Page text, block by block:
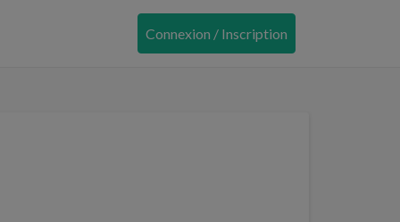
Connexion / Inscription